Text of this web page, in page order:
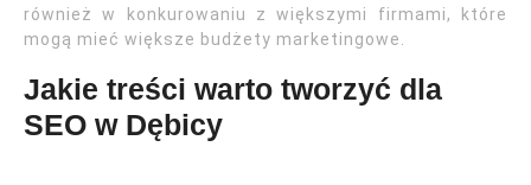
również w konkurowaniu z większymi firmami, które
mogą mieć większe budżety marketingowe.
Jakie treści warto tworzyć dla
SEO w Dębicy